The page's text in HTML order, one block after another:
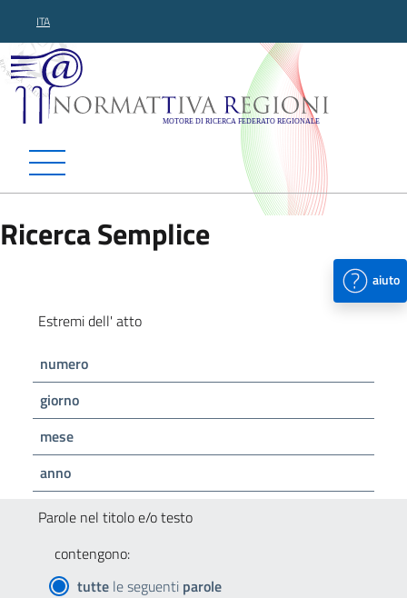
ITA
Normattiva Regioni -
Ricerca Semplice
aiuto
Estremi dell' atto
numero
giorno
mese
anno
Parole nel titolo e/o testo
contengono:
tutte le seguenti parole